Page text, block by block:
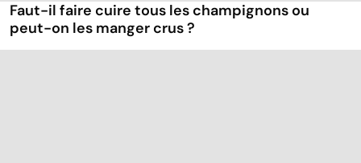
Faut-il faire cuire tous les champignons ou
peut-on les manger crus ?